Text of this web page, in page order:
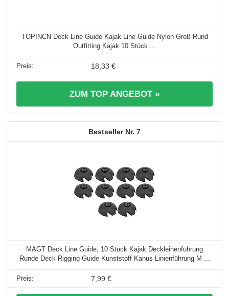
TOPINCN Deck Line Guide Kajak Line Guide Nylon Groß Rund
Outfitting Kajak 10 Stück ...
18,33 €
ZUM TOP ANGEBOT »
7
MAGT Deck Line Guide, 10 Stück Kajak Deckleinenführung
Runde Deck Rigging Guide Kunststoff Kanus Linienführung M ...
7,99 €